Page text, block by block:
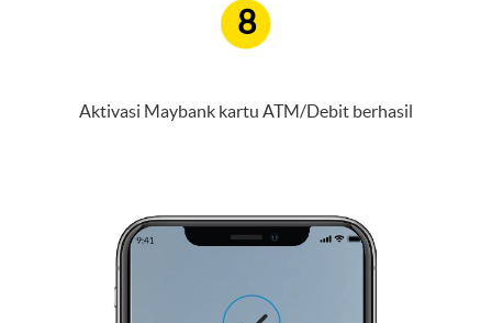
8
Aktivasi Maybank kartu ATM/Debit berhasil